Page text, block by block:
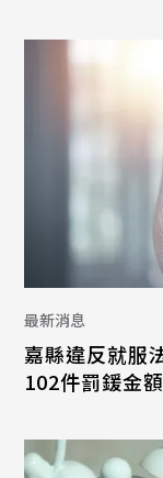
最新消息
嘉縣違反就服
102件罰鍰金